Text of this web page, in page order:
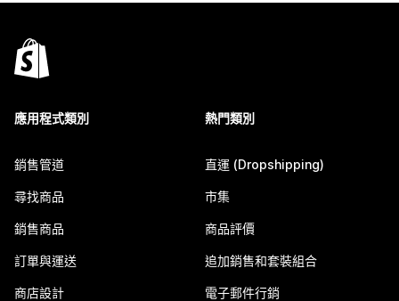
應用程式類別
銷售管道
尋找商品
銷售商品
訂單與運送
商店設計
熱門類別
直運 (Dropshipping)
市集
商品評價
追加銷售和套裝組合
電子郵件行銷